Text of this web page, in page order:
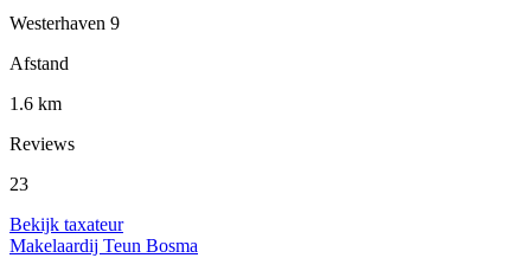
Westerhaven 9
Afstand
1.6 km
Reviews
23
Bekijk taxateur
Makelaardij Teun Bosma